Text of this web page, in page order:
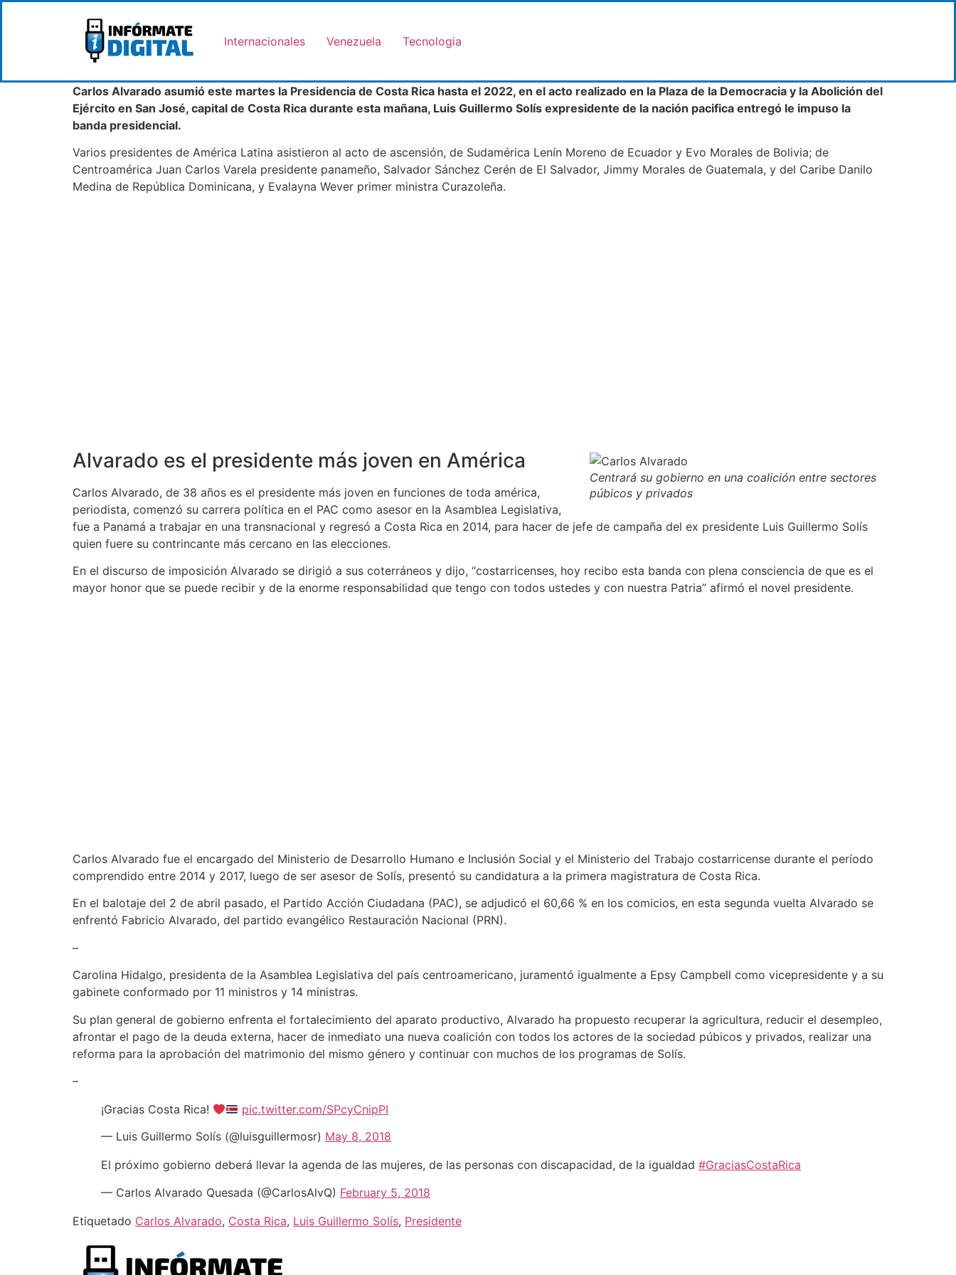
Internacionales Venezuela Tecnologia
Carlos Alvarado asumió este martes la Presidencia de Costa Rica hasta el 2022, en el acto realizado en la Plaza de la Democracia y la Abolición del
Ejército en San José, capital de Costa Rica durante esta mañana, Luis Guillermo Solís expresidente de la nación pacifica entregó le impuso la
banda presidencial.
Varios presidentes de América Latina asistieron al acto de ascensión, de Sudamérica Lenín Moreno de Ecuador y Evo Morales de Bolivia; de
Centroamérica Juan Carlos Varela presidente panameño, Salvador Sánchez Cerén de El Salvador, Jimmy Morales de Guatemala, y del Caribe Danilo
Medina de República Dominicana, y Evalayna Wever primer ministra Curazoleña.
Centrará su gobierno en una coalición entre sectores
púbicos y privados
Alvarado es el presidente más joven en América
Carlos Alvarado, de 38 años es el presidente más joven en funciones de toda américa,
periodista, comenzó su carrera política en el PAC como asesor en la Asamblea Legislativa,
fue a Panamá a trabajar en una transnacional y regresó a Costa Rica en 2014, para hacer de jefe de campaña del ex presidente Luis Guillermo Solís
quien fuere su contrincante más cercano en las elecciones.
En el discurso de imposición Alvarado se dirigió a sus coterráneos y dijo, “costarricenses, hoy recibo esta banda con plena consciencia de que es el
mayor honor que se puede recibir y de la enorme responsabilidad que tengo con todos ustedes y con nuestra Patria” afirmó el novel presidente.
Carlos Alvarado fue el encargado del Ministerio de Desarrollo Humano e Inclusión Social y el Ministerio del Trabajo costarricense durante el período
comprendido entre 2014 y 2017, luego de ser asesor de Solís, presentó su candidatura a la primera magistratura de Costa Rica.
En el balotaje del 2 de abril pasado, el Partido Acción Ciudadana (PAC), se adjudicó el 60,66 % en los comicios, en esta segunda vuelta Alvarado se
enfrentó Fabricio Alvarado, del partido evangélico Restauración Nacional (PRN).
–
Carolina Hidalgo, presidenta de la Asamblea Legislativa del país centroamericano, juramentó igualmente a Epsy Campbell como vicepresidente y a su
gabinete conformado por 11 ministros y 14 ministras.
Su plan general de gobierno enfrenta el fortalecimiento del aparato productivo, Alvarado ha propuesto recuperar la agricultura, reducir el desempleo,
afrontar el pago de la deuda externa, hacer de inmediato una nueva coalición con todos los actores de la sociedad púbicos y privados, realizar una
reforma para la aprobación del matrimonio del mismo género y continuar con muchos de los programas de Solís.
–
¡Gracias Costa Rica!
pic.twitter.com/SPcyCnipPI
— Luis Guillermo Solís (@luisguillermosr) May 8, 2018
El próximo gobierno deberá llevar la agenda de las mujeres, de las personas con discapacidad, de la igualdad #GraciasCostaRica
— Carlos Alvarado Quesada (@CarlosAlvQ) February 5, 2018
Etiquetado Carlos Alvarado, Costa Rica, Luis Guillermo Solís, Presidente